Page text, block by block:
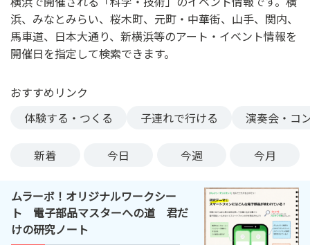
浜、みなとみらい、桜木町、元町・中華街、山手、関内、
馬車道、日本大通り、新横浜等のアート・イベント情報を
開催日を指定して検索できます。
おすすめリンク
体験する・つくる
子連れで行ける 演奏会・コ
新着 今日 今週 今月
ムラーボ！オリジナルワークシー
ト 電子部品マスターへの道 君だ
けの研究ノート